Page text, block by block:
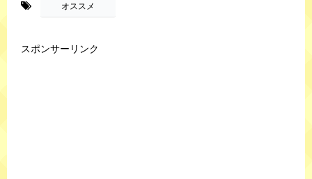
オススメ
スポンサーリンク